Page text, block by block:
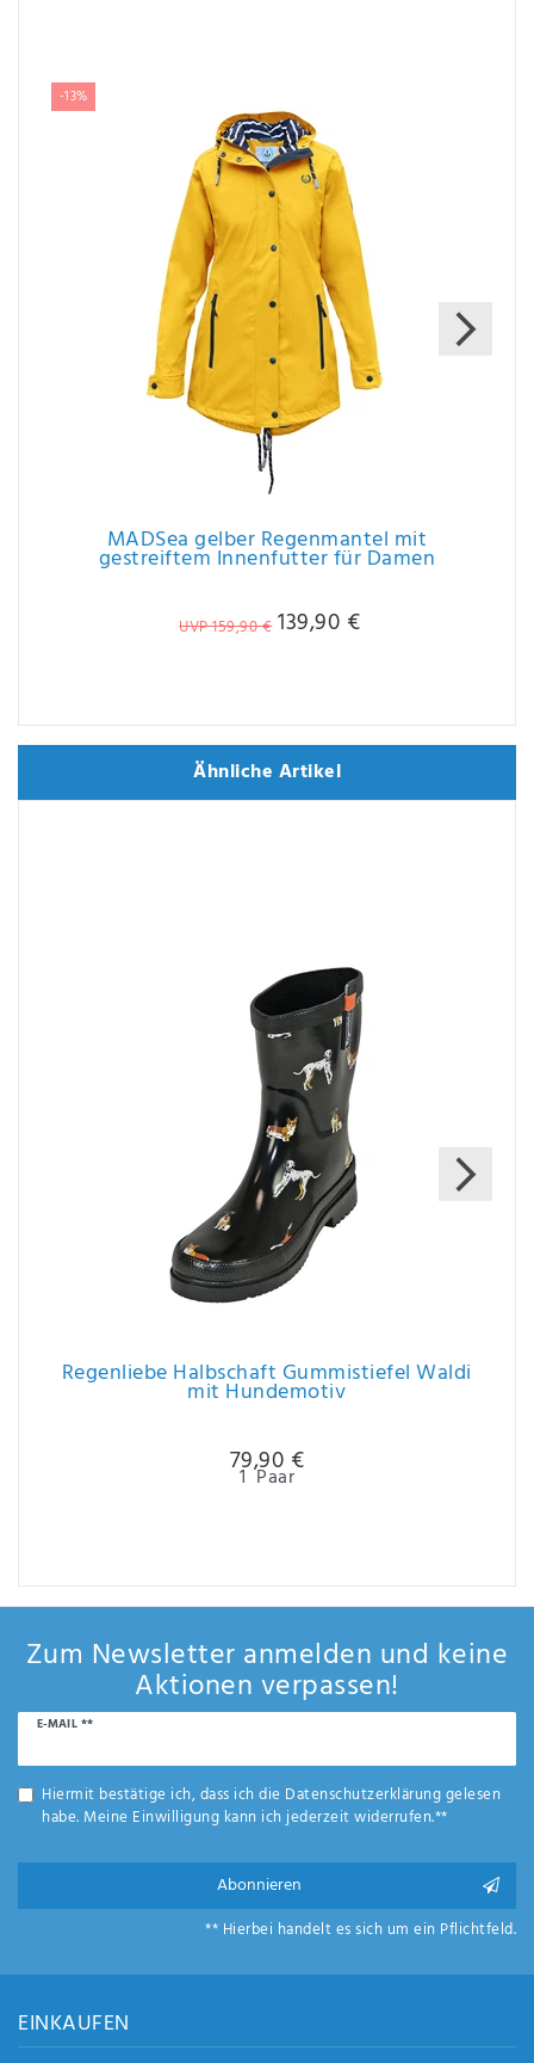
-13%
MADSea gelber Regenmantel mit
gestreiftem Innenfutter für Damen
UVP 159,90 € 139,90 €
Ähnliche Artikel
Regenliebe Halbschaft Gummistiefel Waldi
mit Hundemotiv
79,90 €
1 Paar
Zum Newsletter anmelden und keine
Aktionen verpassen!
E-MAIL **
Newsletter
Hiermit bestätige ich, dass ich die Daten­schutz­erklärunggelesen
habe. Meine Einwilligung kann ich jederzeit widerrufen.**
Abonnieren
** Hierbei handelt es sich um ein Pflichtfeld.
EINKAUFEN